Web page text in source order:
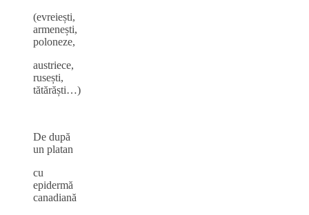
(evreiești,
armenești,
poloneze,
austriece,
rusești,
tătărăști…)
De după
un platan
cu
epidermă
canadiană